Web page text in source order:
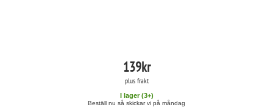
139kr
plus frakt
I lager (3+)
Beställ nu så skickar vi på måndag